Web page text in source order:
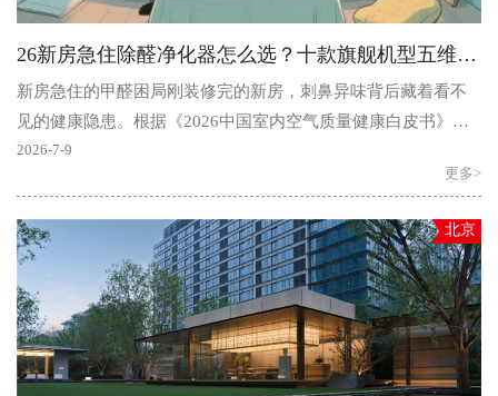
26新房急住除醛净化器怎么选？十款旗舰机型五维深度解析
新房急住的甲醛困局刚装修完的新房，刺鼻异味背后藏着看不
见的健康隐患。根据《2026中国室内空气质量健康白皮书》数
据，我国新装修住宅甲醛超标率达72.3%。更关键的是，甲..
2026-7-9
更多>
北京